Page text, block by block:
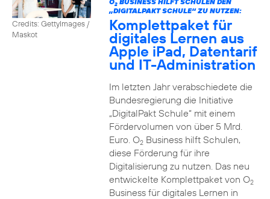
Credits: GettyImages /
Maskot
2
„DIGITALPAKT SCHULE“ ZU NUTZEN:
Komplettpaket für
digitales Lernen aus
Apple iPad, Datentarif
und IT-Administration
Im letzten Jahr verabschiedete die
Bundesregierung die Initiative
„DigitalPakt Schule“ mit einem
Fördervolumen von über 5 Mrd.
Euro. O2Business hilft Schulen,
diese Förderung für ihre
Digitalisierung zu nutzen. Das neu
entwickelte Komplettpaket von O2
Business für digitales Lernen in